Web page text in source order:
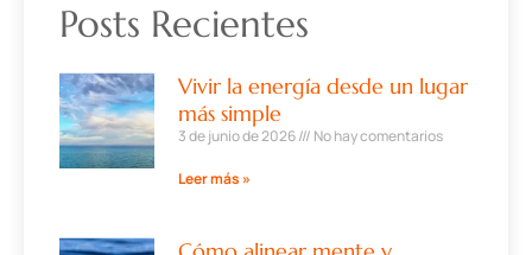
Posts Recientes
Vivir la energía desde un lugar
más simple
3 de junio de 2026 No hay comentarios
Leer más »